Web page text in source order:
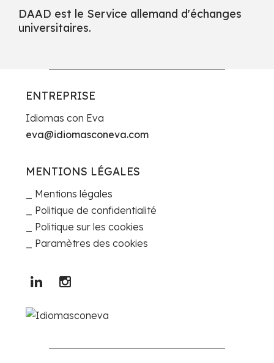
DAAD est le Service allemand d'échanges
universitaires.
ENTREPRISE
Idiomas con Eva
eva@idiomasconeva.com
MENTIONS LÉGALES
Mentions légales
Politique de confidentialité
Politique sur les cookies
Paramètres des cookies